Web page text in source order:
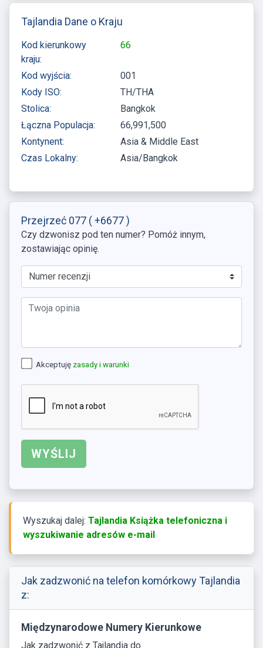
Tajlandia Dane o Kraju
Kod kierunkowy
kraju:
66
Kod wyjścia:
001
Kody ISO:
TH/THA
Stolica:
Bangkok
Łączna Populacja:
66,991,500
Kontynent:
Asia & Middle East
Czas Lokalny:
Asia/Bangkok
Przejrzeć 077 ( +6677 )
Czy dzwonisz pod ten numer? Pomóż innym,
zostawiając opinię.
Akceptuję zasady i warunki
Wyszukaj dalej: Tajlandia Książka telefoniczna i
wyszukiwanie adresów e-mail
Jak zadzwonić na telefon komórkowy Tajlandia
z:
Międzynarodowe Numery Kierunkowe
Jak zadzwonić z Tajlandia do